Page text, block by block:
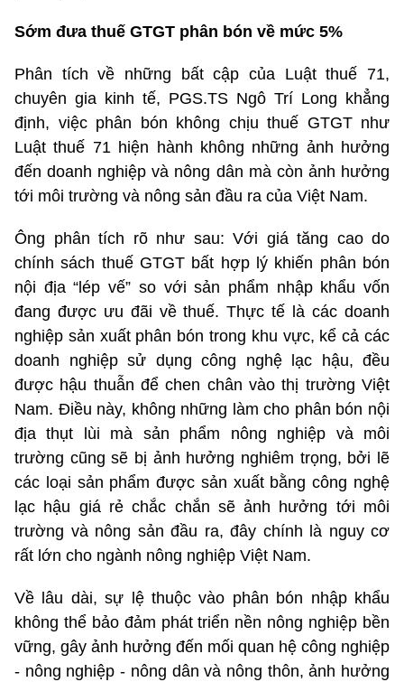
Sớm đưa thuế GTGT phân bón về mức 5%
Phân tích về những bất cập của Luật thuế 71,
chuyên gia kinh tế, PGS.TS Ngô Trí Long khẳng
định, việc phân bón không chịu thuế GTGT như
Luật thuế 71 hiện hành không những ảnh hưởng
đến doanh nghiệp và nông dân mà còn ảnh hưởng
tới môi trường và nông sản đầu ra của Việt Nam.
Ông phân tích rõ như sau: Với giá tăng cao do
chính sách thuế GTGT bất hợp lý khiến phân bón
nội địa “lép vế” so với sản phẩm nhập khẩu vốn
đang được ưu đãi về thuế. Thực tế là các doanh
nghiệp sản xuất phân bón trong khu vực, kể cả các
doanh nghiệp sử dụng công nghệ lạc hậu, đều
được hậu thuẫn để chen chân vào thị trường Việt
Nam. Điều này, không những làm cho phân bón nội
địa thụt lùi mà sản phẩm nông nghiệp và môi
trường cũng sẽ bị ảnh hưởng nghiêm trọng, bởi lẽ
các loại sản phẩm được sản xuất bằng công nghệ
lạc hậu giá rẻ chắc chắn sẽ ảnh hưởng tới môi
trường và nông sản đầu ra, đây chính là nguy cơ
rất lớn cho ngành nông nghiệp Việt Nam.
Về lâu dài, sự lệ thuộc vào phân bón nhập khẩu
không thể bảo đảm phát triển nền nông nghiệp bền
vững, gây ảnh hưởng đến mối quan hệ công nghiệp
- nông nghiệp - nông dân và nông thôn, ảnh hưởng